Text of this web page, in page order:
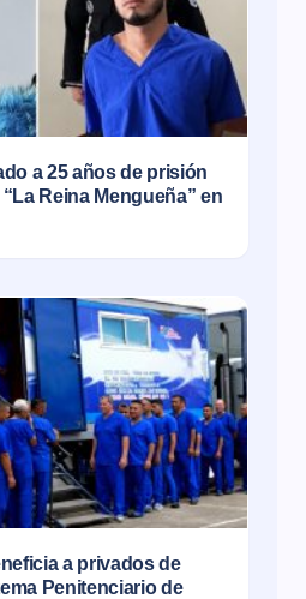
a 25 años de prisión
Reina Mengueña” en
a privados de
Penitenciario de